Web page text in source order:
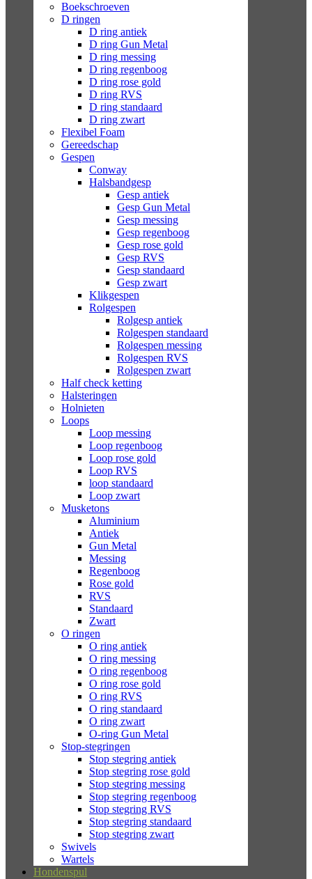
Boekschroeven
D ringen
D ring antiek
D ring Gun Metal
D ring messing
D ring regenboog
D ring rose gold
D ring RVS
D ring standaard
D ring zwart
Flexibel Foam
Gereedschap
Gespen
Conway
Halsbandgesp
Gesp antiek
Gesp Gun Metal
Gesp messing
Gesp regenboog
Gesp rose gold
Gesp RVS
Gesp standaard
Gesp zwart
Klikgespen
Rolgespen
Rolgesp antiek
Rolgespen standaard
Rolgespen messing
Rolgespen RVS
Rolgespen zwart
Half check ketting
Halsteringen
Holnieten
Loops
Loop messing
Loop regenboog
Loop rose gold
Loop RVS
loop standaard
Loop zwart
Musketons
Aluminium
Antiek
Gun Metal
Messing
Regenboog
Rose gold
RVS
Standaard
Zwart
O ringen
O ring antiek
O ring messing
O ring regenboog
O ring rose gold
O ring RVS
O ring standaard
O ring zwart
O-ring Gun Metal
Stop-stegringen
Stop stegring antiek
Stop stegring rose gold
Stop stegring messing
Stop stegring regenboog
Stop stegring RVS
Stop stegring standaard
Stop stegring zwart
Swivels
Wartels
Hondenspul